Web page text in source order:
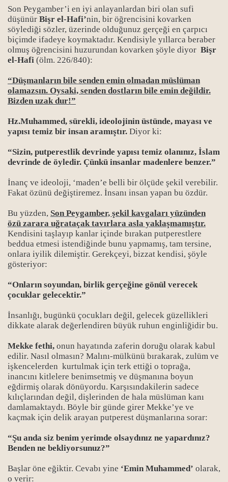
Son Peygamber’i en iyi anlayanlardan biri olan sufi
düşünür Bişr el-Hafi’nin, bir öğrencisini kovarken
söylediği sözler, üzerinde olduğunuz gerçeği en çarpıcı
biçimde ifadeye koymaktadır. Kendisiyle yıllarca beraber
olmuş öğrencisini huzurundan kovarken şöyle diyor Bişr
el-Hafi (ölm. 226/840):
“Düşmanların bile senden emin olmadan müslüman
olamazsın. Oysaki, senden dostların bile emin değildir.
Bizden uzak dur!”
Hz.Muhammed, sürekli, ideolojinin üstünde, mayası ve
yapısı temiz bir insan aramıştır. Diyor ki:
“Sizin, putperestlik devrinde yapısı temiz olanınız, İslam
devrinde de öyledir. Çünkü insanlar madenlere benzer.”
İnanç ve ideoloji, ‘maden’e belli bir ölçüde şekil verebilir.
Fakat özünü değiştiremez. İnsanı insan yapan bu özdür.
Bu yüzden, Son Peygamber, şekil kavgaları yüzünden
özü zarara uğrataçak tavırlara asla yaklaşmamıştır.
Kendisini taşlayıp kanlar içinde bırakan putperestlere
beddua etmesi istendiğinde bunu yapmamış, tam tersine,
onlara iyilik dilemiştir. Gerekçeyi, bizzat kendisi, şöyle
gösteriyor:
“Onların soyundan, birlik gerçeğine gönül verecek
çocuklar gelecektir.”
İnsanlığı, bugünkü çocukları değil, gelecek güzellikleri
dikkate alarak değerlendiren büyük ruhun enginliğidir bu.
Mekke fethi, onun hayatında zaferin doruğu olarak kabul
edilir. Nasıl olmasın? Malını-mülkünü bırakarak, zulüm ve
işkencelerden kurtulmak için terk ettiği o toprağa,
inancını kitlelere benimsetmiş ve düşmanına boyun
eğdirmiş olarak dönüyordu. Karşısındakilerin sadece
kılıçlarından değil, dişlerinden de hala müslüman kanı
damlamaktaydı. Böyle bir günde girer Mekke’ye ve
kaçmak için delik arayan putperest düşmanlarına sorar:
“Şu anda siz benim yerimde olsaydınız ne yapardınız?
Benden ne bekliyorsunuz?”
Başlar öne eğiktir. Cevabı yine ‘Emin Muhammed’ olarak,
o verir:
aracı yapılması
sınıfı
nasıl başladı?
Teolojisi’
Allah aldatma aracı yapılınca...
Allah ile aldatma aracı olarak korku
Aaforozun kanserleşmesi: Entegrizm
ile aldatanların iftira tutkusu
Sadizmi, Sevgiyi öldürdüler